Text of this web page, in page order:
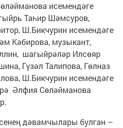
исемендәге
Таһир Шәмсуров,
Ш.Бикчурин исемендәге
Кәбирова, музыкант,
шагыйрәләр Илсөяр
Гүзәл Талипова, Гөлназ
Ш.Бикчурин исемендәге
Әлфия Сөләйманова
дәвамчылары булган –